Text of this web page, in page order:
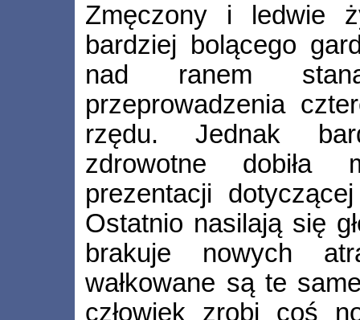
Zmęczony i ledwie
bardziej bolącego
nad ranem
przeprowadzenia
rzędu. Jednak
zdrowotne dobiła
prezentacji
Ostatnio nasilają się
brakuje nowych
wałkowane są te
człowiek zrobi coś